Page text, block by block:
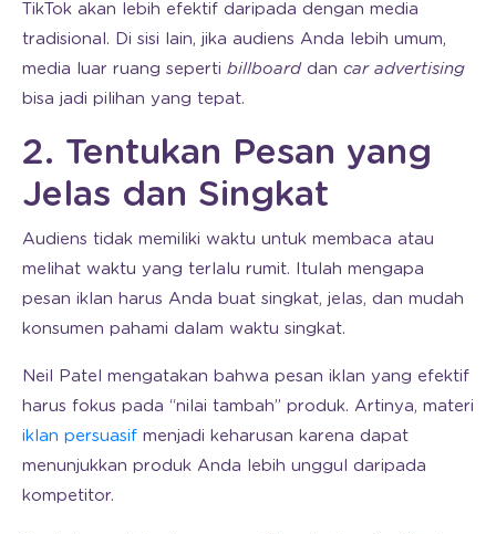
TikTok akan lebih efektif daripada dengan media
tradisional. Di sisi lain, jika audiens Anda lebih umum,
media luar ruang seperti billboard dan car advertising
bisa jadi pilihan yang tepat.
2. Tentukan Pesan yang
Jelas dan Singkat
Audiens tidak memiliki waktu untuk membaca atau
melihat waktu yang terlalu rumit. Itulah mengapa
pesan iklan harus Anda buat singkat, jelas, dan mudah
konsumen pahami dalam waktu singkat.
Neil Patel mengatakan bahwa pesan iklan yang efektif
harus fokus pada “nilai tambah” produk. Artinya, materi
iklan persuasif menjadi keharusan karena dapat
menunjukkan produk Anda lebih unggul daripada
kompetitor.